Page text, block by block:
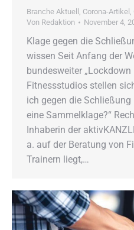
Branche Aktuell , Corona-Artikel ,
Von Redaktion November 4,
Klage gegen die
wissen Seit Anfang der
bundesweiter
Fitnessstudios stellen
ich gegen die
eine Sammelklage?“
Inhaberin der
a. auf der Beratung von
Trainern liegt,…